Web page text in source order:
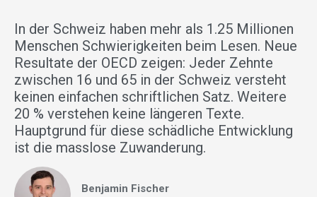
In der Schweiz haben mehr als 1.25 Millionen
Menschen Schwierigkeiten beim Lesen. Neue
Resultate der OECD zeigen: Jeder Zehnte
zwischen 16 und 65 in der Schweiz versteht
keinen einfachen schriftlichen Satz. Weitere
20 % verstehen keine längeren Texte.
Hauptgrund für diese schädliche Entwicklung
ist die masslose Zuwanderung.
Benjamin Fischer